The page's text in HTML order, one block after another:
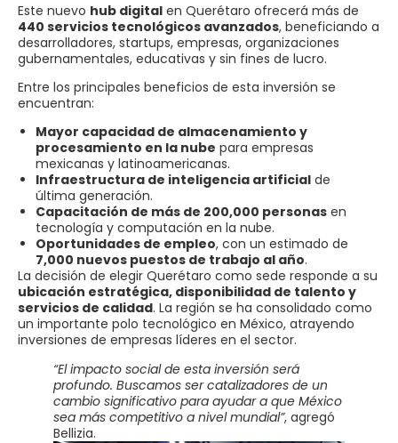
Este nuevo hub digital en Querétaro ofrecerá más de
440 servicios tecnológicos avanzados, beneficiando a
desarrolladores, startups, empresas, organizaciones
gubernamentales, educativas y sin fines de lucro.
Entre los principales beneficios de esta inversión se
encuentran:
Mayor capacidad de almacenamiento y
procesamiento en la nube para empresas
mexicanas y latinoamericanas.
Infraestructura de inteligencia artificial de
última generación.
Capacitación de más de 200,000 personas en
tecnología y computación en la nube.
Oportunidades de empleo, con un estimado de
7,000 nuevos puestos de trabajo al año.
La decisión de elegir Querétaro como sede responde a su
ubicación estratégica, disponibilidad de talento y
servicios de calidad. La región se ha consolidado como
un importante polo tecnológico en México, atrayendo
inversiones de empresas líderes en el sector.
“El impacto social de esta inversión será
profundo. Buscamos ser catalizadores de un
cambio significativo para ayudar a que México
sea más competitivo a nivel mundial”, agregó
Bellizia.